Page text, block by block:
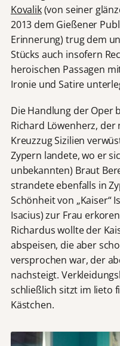
Kovalik(von seiner
2013 dem Gießener
Erinnerung) trug dem
Stücks auch insofern
heroischen Passagen
Ironie und Satire
Die Handlung der Oper
Richard Löwenherz,
Kreuzzug Sizilien
Zypern landete, wo er
unbekannten) Braut
strandete ebenfalls in
Schönheit von „Kaiser“
Isacius) zur Frau
Richardus wollte der
abspeisen, die aber
versprochen war, der
nachsteigt.
schließlich sitzt im lieto
Kästchen.